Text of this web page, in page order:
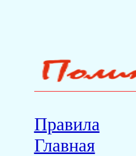
Правила
Главная